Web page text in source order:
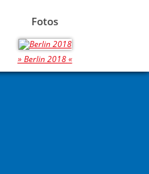
Fotos
» Berlin 2018 «